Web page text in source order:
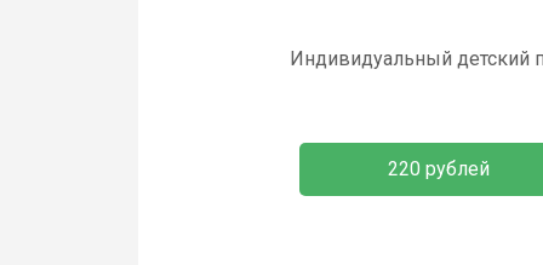
Индивидуальный детский
220 рублей